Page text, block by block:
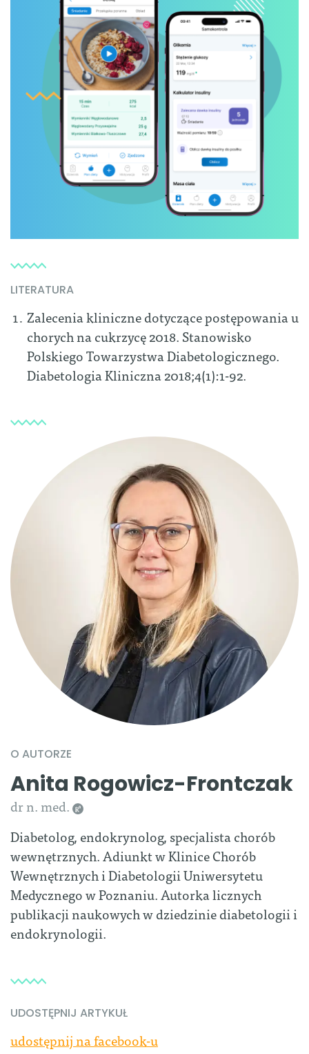
LITERATURA
Zalecenia kliniczne dotyczące postępowania u
chorych na cukrzycę 2018. Stanowisko
Polskiego Towarzystwa Diabetologicznego.
Diabetologia Kliniczna 2018;4(1):1-92.
O AUTORZE
Anita Rogowicz-Frontczak
dr n. med.
Diabetolog, endokrynolog, specjalista chorób
wewnętrznych. Adiunkt w Klinice Chorób
Wewnętrznych i Diabetologii Uniwersytetu
Medycznego w Poznaniu. Autorka licznych
publikacji naukowych w dziedzinie diabetologii i
endokrynologii.
UDOSTĘPNIJ ARTYKUŁ
udostępnij na facebook-u